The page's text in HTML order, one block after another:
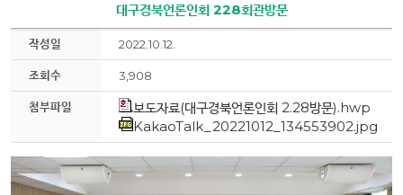
대구경북언론인회 228회관방문
작성일 2022.10.12.
조회수 3,908
첨부파일
보도자료(대구경북언론인회 2.28방문).hwp
KakaoTalk_20221012_134553902.jpg